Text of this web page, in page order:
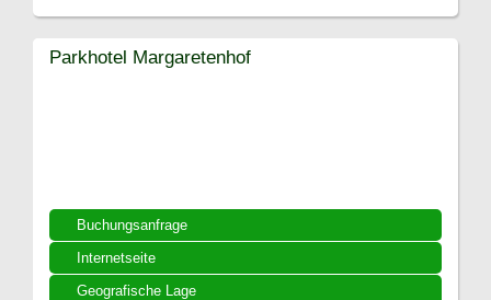
Buchungsanfrage
Internetseite
Geografische Lage
Parkhotel Margaretenhof